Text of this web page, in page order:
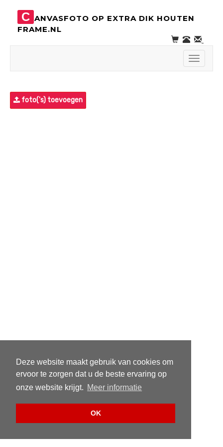
Deze website maakt gebruik van cookies om
ervoor te zorgen dat u de beste ervaring op
onze website krijgt. Meer informatie
OK
C ANVASFOTO OP EXTRA DIK HOUTEN
FRAME.NL
Toggle
foto('s) toevoegen